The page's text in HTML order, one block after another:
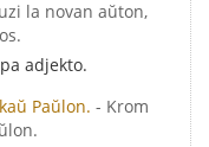
la novan aŭton,
adjekto.
Paŭlon. - Krom